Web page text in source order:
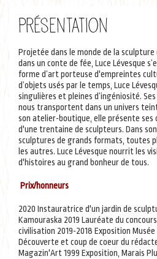
recherche
Présentation
Projetée dans le monde de la
dans un conte de fée, Luce Lévesque
forme d’art porteuse d'empreintes
d’objets usés par le temps, Luce
singulières et pleines d’ingéniosité.
nous transportent dans un univers
son atelier-boutique, elle présente ses
d'une trentaine de sculpteurs. Dans
sculptures de grands formats, toutes
les autres. Luce Lévesque nourrit les
d'histoires au grand bonheur de tous.
Prix/honneurs
2020 Instauratrice d'un jardin de
Kamouraska 2019 Lauréate du
civilisation 2019-2018 Exposition
Découverte et coup de coeur du
Magazin'Art 1999 Exposition, Marais